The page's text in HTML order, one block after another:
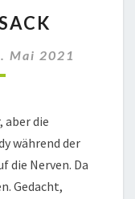
Mai 2021
aber die
während der
die Nerven. Da
Gedacht,